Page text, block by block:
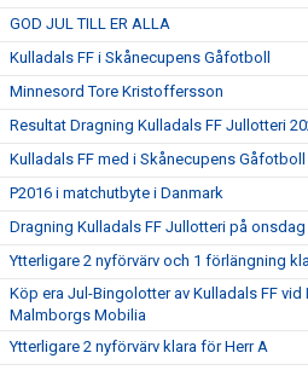
GOD JUL TILL ER ALLA
Kulladals FF i Skånecupens Gåfotboll
Minnesord Tore Kristoffersson
Resultat Dragning Kulladals FF Jullotteri
Kulladals FF med i Skånecupens Gåfotboll
P2016 i matchutbyte i Danmark
Dragning Kulladals FF Jullotteri på
Ytterligare 2 nyförvärv och 1 förlängning
Köp era Jul-Bingolotter av Kulladals FF vid
Malmborgs Mobilia
Ytterligare 2 nyförvärv klara för Herr A